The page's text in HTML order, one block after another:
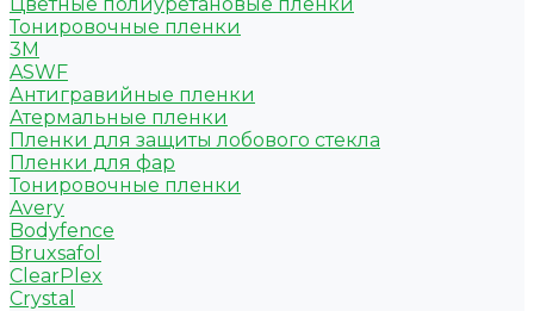
Тонировочные пленки
3M
ASWF
Антигравийные пленки
Атермальные пленки
Пленки для защиты лобового стекла
Пленки для фар
Тонировочные пленки
Avery
Bodyfence
Bruxsafol
ClearPlex
Crystal